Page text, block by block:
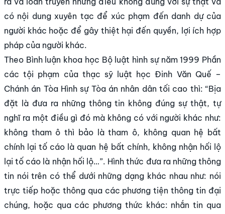
có nội dung xuyên tạc để xúc phạm đến danh dự của
người khác hoặc để gây thiệt hại đến quyền, lợi ích hợp
pháp của người khác.
Theo Bình luận khoa học Bộ luật hình sự năm 1999 Phần
các tội phạm của thạc sỹ luật học Đinh Văn Quế –
Chánh án Tòa Hình sự Tòa án nhân dân tối cao thì: “Bịa
đặt là đưa ra những thông tin không đúng sự thật, tự
nghĩ ra một điều gì đó mà không có với người khác như:
không tham ô thì bảo là tham ô, không quan hệ bất
chính lại tố cáo là quan hệ bất chính, không nhận hối lộ
lại tố cáo là nhận hối lộ…”. Hình thức đưa ra những thông
tin nói trên có thể dưới những dạng khác nhau như: nói
trực tiếp hoặc thông qua các phương tiện thông tin đại
chúng, hoặc qua các phương thức khác: nhắn tin qua